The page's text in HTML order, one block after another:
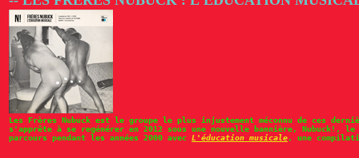
Les Frères Nubuck est le groupe le plus injustement méconnu de ces
s'apprête à se regénérer en 2012 sous une nouvelle bannière, Nubuck!,
parcours pendant les années 2000 avec L'éducation musicale, une